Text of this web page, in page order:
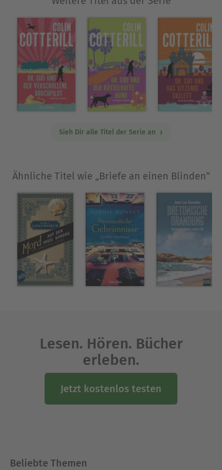
Sieh Dir alle Titel der Serie an
Ähnliche Titel wie „Briefe an einen Blinden“
Lesen. Hören. Bücher
erleben.
Jetzt kostenlos testen
Beliebte Themen